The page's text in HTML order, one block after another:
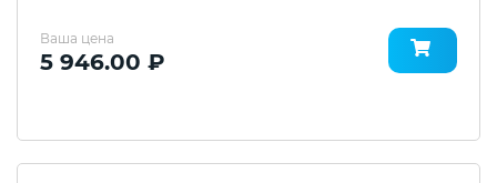
Ваша цена
5 946.00 ₽